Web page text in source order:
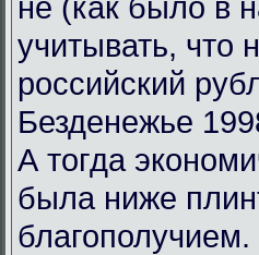
учитывать,
российский
Безденежье
А тогда
была ниже